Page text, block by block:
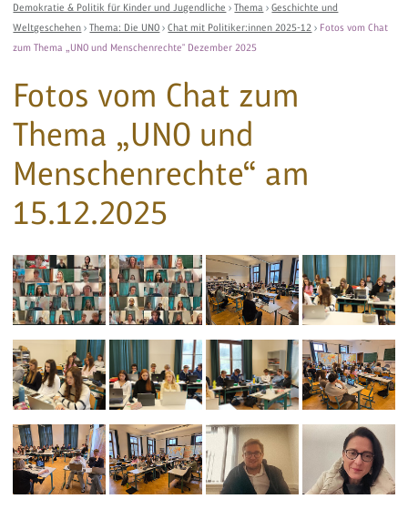
Demokratie & Politik für Kinder und Jugendliche ›Thema ›Geschichte und
Weltgeschehen ›Thema: Die UNO ›Chat mit Politiker:innen 2025-12 › Fotos vom Chat
zum Thema „UNO und Menschenrechte" Dezember 2025
Fotos vom Chat zum
Thema „UNO und
Menschenrechte“ am
15.12.2025